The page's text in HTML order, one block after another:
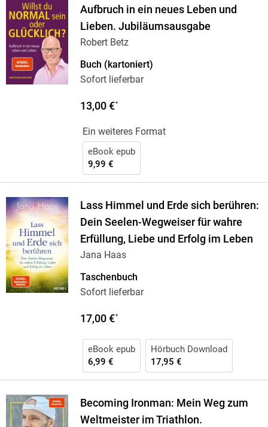
Aufbruch in ein neues Leben und
Lieben. Jubiläumsausgabe
Robert Betz
Buch (kartoniert)
Sofort lieferbar
13,00 €*
Ein weiteres Format
eBook epub
9,99 €
Lass Himmel und Erde sich berühren:
Dein Seelen-Wegweiser für wahre
Erfüllung, Liebe und Erfolg im Leben
Jana Haas
Taschenbuch
Sofort lieferbar
17,00 €*
eBook epub
6,99 €
Hörbuch Download
17,95 €
Becoming Ironman: Mein Weg zum
Weltmeister im Triathlon.